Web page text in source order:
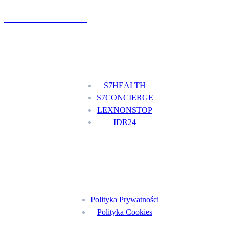
S7HEALTH
S7CONCIERGE
LEXNONSTOP
IDR24
Polityka Prywatności
Polityka Cookies